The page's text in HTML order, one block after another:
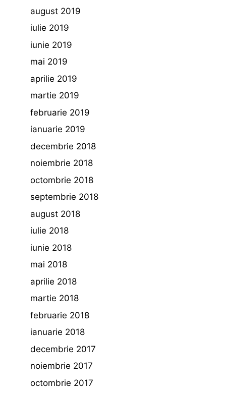
august 2019
iulie 2019
iunie 2019
mai 2019
aprilie 2019
martie 2019
februarie 2019
ianuarie 2019
decembrie 2018
noiembrie 2018
octombrie 2018
septembrie 2018
august 2018
iulie 2018
iunie 2018
mai 2018
aprilie 2018
martie 2018
februarie 2018
ianuarie 2018
decembrie 2017
noiembrie 2017
octombrie 2017